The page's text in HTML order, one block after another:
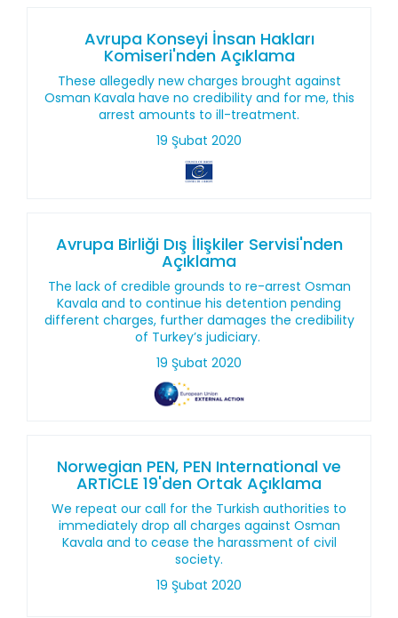
Avrupa Konseyi İnsan Hakları
Komiseri'nden Açıklama
These allegedly new charges brought against
Osman Kavala have no credibility and for me, this
arrest amounts to ill-treatment.
19 Şubat 2020
Avrupa Birliği Dış İlişkiler Servisi'nden
Açıklama
The lack of credible grounds to re-arrest Osman
Kavala and to continue his detention pending
different charges, further damages the credibility
of Turkey’s judiciary.
19 Şubat 2020
Norwegian PEN, PEN International ve
ARTICLE 19'den Ortak Açıklama
We repeat our call for the Turkish authorities to
immediately drop all charges against Osman
Kavala and to cease the harassment of civil
society.
19 Şubat 2020